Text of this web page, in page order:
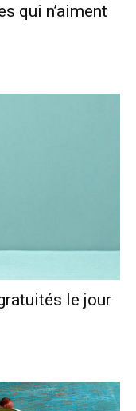
qui n’aiment
le jour